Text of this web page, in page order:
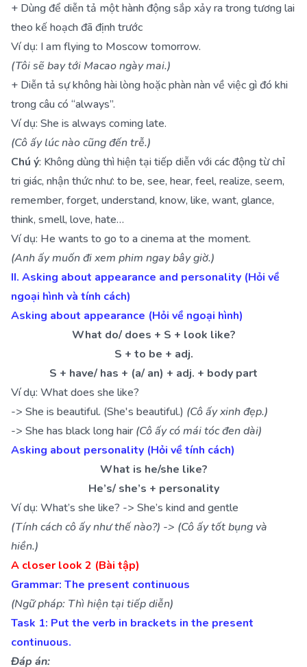
+ Dùng để diễn tả một hành động sắp xảy ra trong tương lai
theo kế hoạch đã định trước
Ví dụ: I am flying to Moscow tomorrow.
(Tôi sẽ bay tới Macao ngày mai.)
+ Diễn tả sự không hài lòng hoặc phàn nàn về việc gì đó khi
trong câu có “always”.
Ví dụ: She is always coming late.
(Cô ấy lúc nào cũng đến trễ.)
Chú ý: Không dùng thì hiện tại tiếp diễn với các động từ chỉ
tri giác, nhận thức như: to be, see, hear, feel, realize, seem,
remember, forget, understand, know, like, want, glance,
think, smell, love, hate…
Ví dụ: He wants to go to a cinema at the moment.
(Anh ấy muốn đi xem phim ngay bây giờ.)
II. Asking about appearance and personality (Hỏi về
ngoại hình và tính cách)
Asking about appearance (Hỏi về ngoại hình)
What do/ does + S + look like?
S + to be + adj.
S + have/ has + (a/ an) + adj. + body part
Ví dụ: What does she like?
-> She is beautiful. (She's beautiful.) (Cô ấy xinh đẹp.)
-> She has black long hair(Cô ấy có mái tóc đen dài)
Asking about personality (Hỏi về tính cách)
What is he/she like?
He’s/ she’s + personality
Ví dụ: What’s she like? -> She’s kind and gentle
(Tính cách cô ấy như thế nào?) -> (Cô ấy tốt bụng và
hiền.)
A closer look 2 (Bài tập)
Grammar: The present continuous
(Ngữ pháp: Thì hiện tại tiếp diễn)
Task 1: Put the verb in brackets in the present
continuous.
Đáp án: